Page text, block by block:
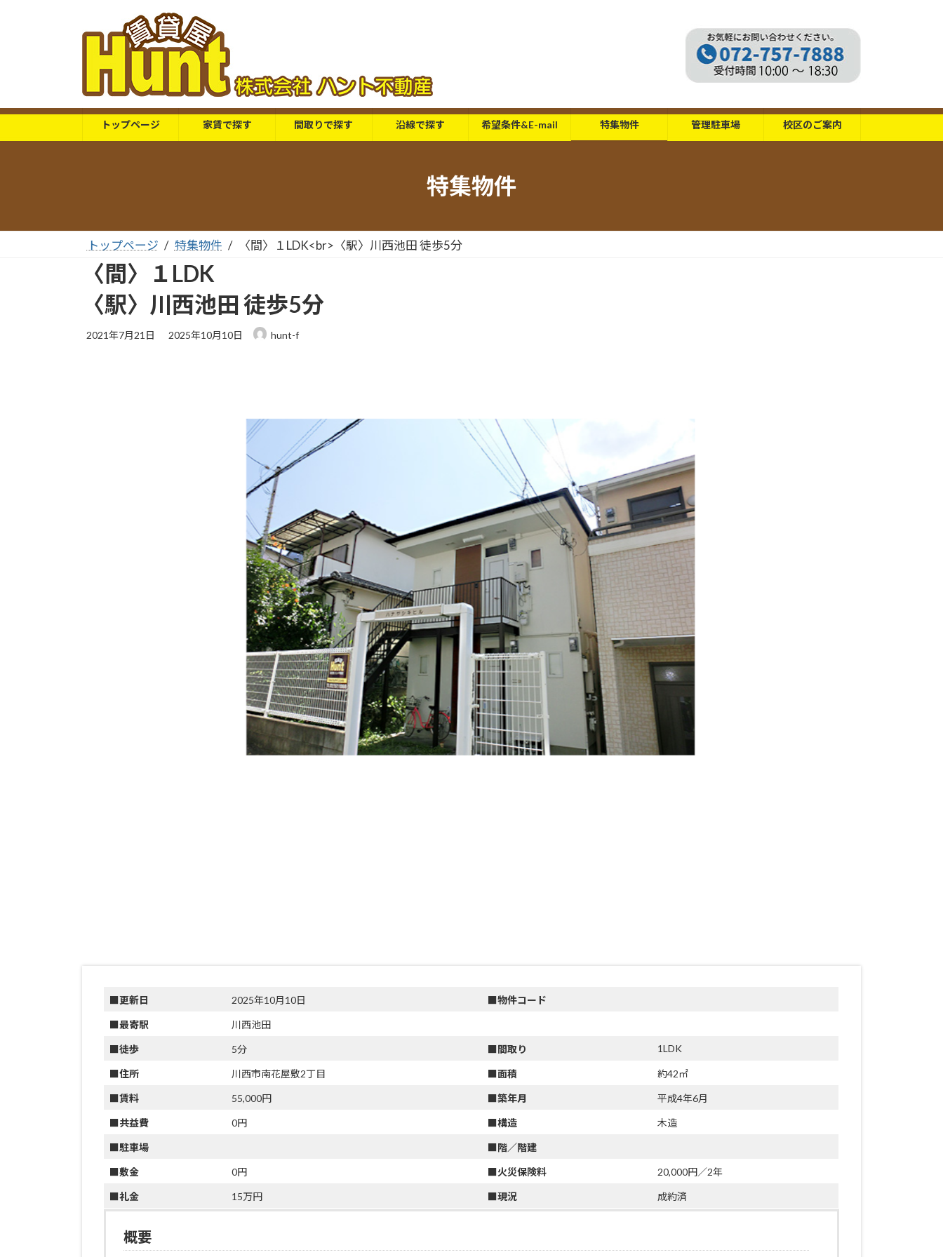
ス
ッ
ン
移
トップページ 家賃で探す 間取りで探す 沿線で探す 希望条件&E-mail 特集物件 管理駐車場 校区のご案内
特集物件
トップページ 特集物件 〈間〉１LDK<br>〈駅〉川西池田 徒歩5分
〈間〉１LDK
〈駅〉川西池田 徒歩5分
2021年7月21日
最
2025年10月10日 hunt-f
■更新日 2025年10月10日 ■物件コード
■最寄駅 川西池田
■徒歩 5分 ■間取り 1LDK
■住所 川西市南花屋敷2丁目 ■面積 約42㎡
■賃料 55,000円 ■築年月 平成4年6月
■共益費 0円 ■構造 木造
■駐車場 ■階／階建
■敷金 0円 ■火災保険料 20,000円／2年
■礼金 15万円 ■現況 成約済
概要